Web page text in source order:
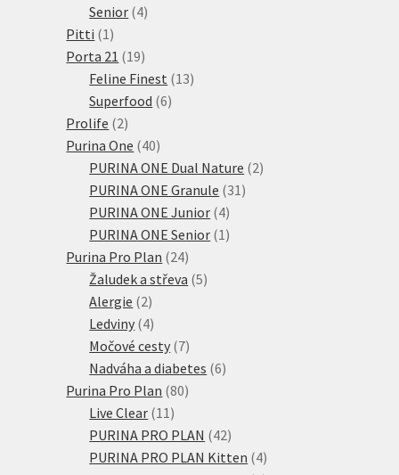
produktů
Senior 44
Pitti 1 1
produkt
Porta 21 1919
produktů
Feline Finest 1313
Superfood 66
Prolife 22
produkty
Purina One 4040
produktů
PURINA ONE Dual Nature 22
PURINA ONE Granule 31 31
PURINA ONE Junior 44
produkty
PURINA ONE Senior 1 1
Purina Pro Plan 2424
produktů
Žaludek a střeva 55
Alergie 22
produkty
Ledviny 44
produkty
Močové cesty 77
produktů
Nadváha a diabetes 66
Purina Pro Plan 8080
Live Clear 11 11
produktů
PURINA PRO PLAN 4242
produktů
PURINA PRO PLAN Kitten 44